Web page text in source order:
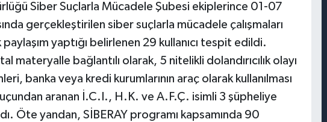
Siber Suçlarla Mücadele Şubesi ekiplerince 01-07
gerçekleştirilen siber suçlarla mücadele çalışmaları
yaptığı belirlenen 29 kullanıcı tespit edildi.
materyalle bağlantılı olarak, 5 nitelikli dolandırıcılık olayı
banka veya kredi kurumlarının araç olarak kullanılması
aranan İ.C.I., H.K. ve A.F.Ç. isimli 3 şüpheliye
Öte yandan, SİBERAY programı kapsamında 90